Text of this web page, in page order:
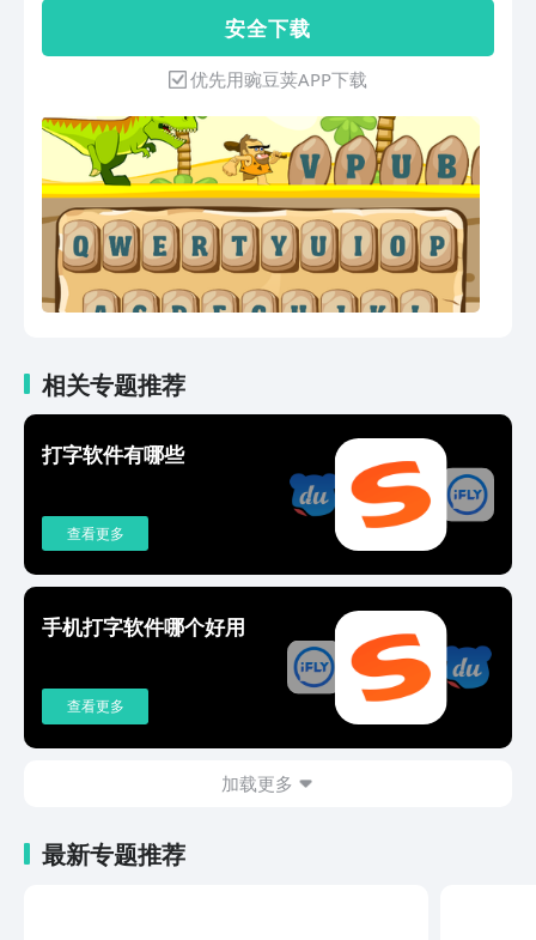
译、拍照翻译。出国旅游、外语交流，沟
通无障碍。【便捷魔术手势】手势操作革
命，滑行控制光标移动、批量删除。单指
为悬浮模式，操作简单又便捷。快下载使
用搜狗输入法，体验实用、好玩、有趣的
输入技能吧！
助他远离恐龙。如果你打的慢了，我们的
主角就会被吃掉！但如果你打的非常快，
就可以在屏幕上看到你打字的正确率评
估，加油，祝你好运！ 游戏特色： - 有
趣的主角设定，酷毙了的原始人！ - 卡通
版的史前世界和恐龙 - 学会快速打字，你
的小伙伴都惊呆了！ - 朋友聚会，大家一
起练打字 - 多种游戏难度，还有无尽模式
和限时模式，等你挑战！
安 全 下 载
优先用豌豆荚APP下载
相关专题推荐
打字软件有哪些
查看更多
手机打字软件哪个好用
查看更多
加载更多
最新专题推荐